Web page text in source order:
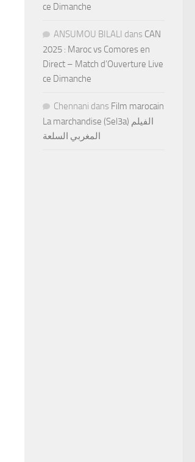
ce Dimanche
ANSUMOU BILALI dans CAN
2025 : Maroc vs Comores en
Direct – Match d’Ouverture Live
ce Dimanche
Chennani dans Film marocain
La marchandise (Sel3a) الفيلم
المغربي السلعة